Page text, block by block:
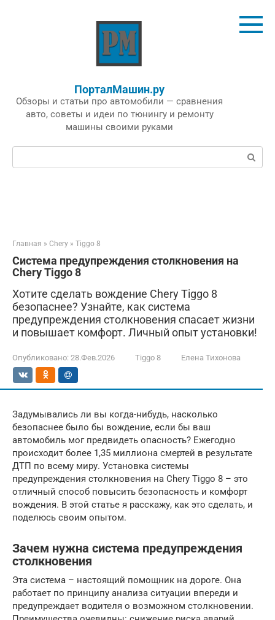
ПорталМашин.ру
Обзоры и статьи про автомобили — сравнения
авто, советы и идеи по тюнингу и ремонту
машины своими руками
Поиск:
Главная » Chery » Tiggo 8
Система предупреждения столкновения на
Chery Tiggo 8
Хотите сделать вождение Chery Tiggo 8
безопаснее? Узнайте, как система
предупреждения столкновения спасает жизни
и повышает комфорт. Личный опыт установки!
Опубликовано: 28.Фев.2026 Tiggo 8 Елена Тихонова
Задумывались ли вы когда-нибудь, насколько
безопаснее было бы вождение, если бы ваш
автомобиль мог предвидеть опасность? Ежегодно
происходит более 1,35 миллиона смертей в результате
ДТП по всему миру. Установка системы
предупреждения столкновения на Chery Tiggo 8 – это
отличный способ повысить безопасность и комфорт
вождения. В этой статье я расскажу, как это сделать, и
поделюсь своим опытом.
Зачем нужна система предупреждения
столкновения
Эта система – настоящий помощник на дороге. Она
работает по принципу анализа ситуации впереди и
предупреждает водителя о возможном столкновении.